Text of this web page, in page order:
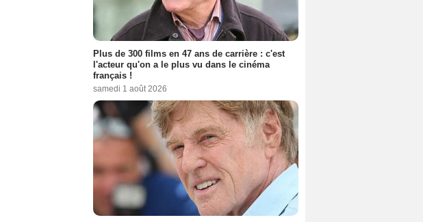
Plus de 300 films en 47 ans de carrière : c'est
l'acteur qu'on a le plus vu dans le cinéma
français !
samedi 1 août 2026